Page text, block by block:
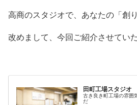
高商のスタジオで、あなたの「創
改めまして、今回ご紹介させてい
田町工場スタジオ
古き良き町工場の雰囲
だ